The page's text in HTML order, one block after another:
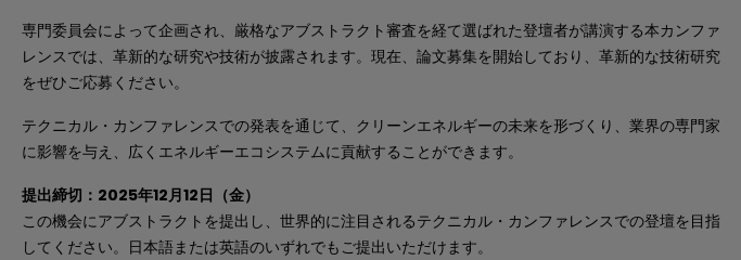
専門委員会によって企画され、厳格なアブストラクト審査を経て選ばれた登壇者が講演する本カンファ
レンスでは、革新的な研究や技術が披露されます。現在、論文募集を開始しており、革新的な技術研究
をぜひご応募ください。
テクニカル・カンファレンスでの発表を通じて、クリーンエネルギーの未来を形づくり、業界の専門家
に影響を与え、広くエネルギーエコシステムに貢献することができます。
提出締切：2025年12月12日（金）
この機会にアブストラクトを提出し、世界的に注目されるテクニカル・カンファレンスでの登壇を目指
してください。日本語または英語のいずれでもご提出いただけます。